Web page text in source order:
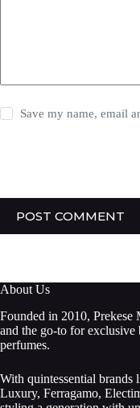
Save my name, email
POST COMMENT
About Us
Founded in 2010, Prekese
and the go-to for exclusive
perfumes.
With quintessential brands
Luxury, Ferragamo,